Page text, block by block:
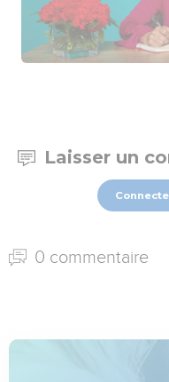
Laisser un
0 commentaire